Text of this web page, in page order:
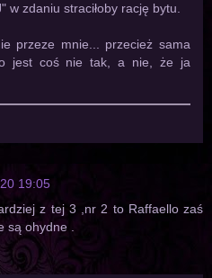
w zdaniu straciłoby rację bytu.
przeze mnie... przecież sama
jest coś nie tak, a nie, że ja
19:05
z tej 3 ,nr 2 to Raffaello zaś
są ohydne .